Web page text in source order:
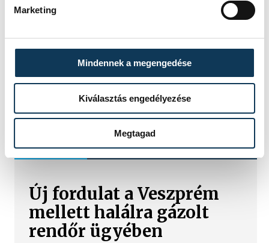
Marketing
Mindennek a megengedése
Kiválasztás engedélyezése
Megtagad
TOVÁBBI CIKKEK
KÉK FÉNY
Új fordulat a Veszprém
mellett halálra gázolt
rendőr ügyében